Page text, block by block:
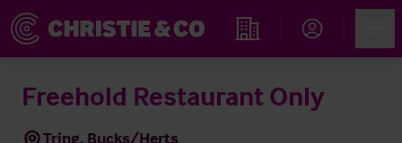
Propiedades
Freehold Restaurant Only
Tring, Bucks/Herts